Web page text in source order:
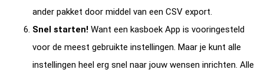
ander pakket door middel van een CSV export.
Snel starten! Want een kasboek App is vooringesteld
voor de meest gebruikte instellingen. Maar je kunt alle
instellingen heel erg snel naar jouw wensen inrichten. Alle